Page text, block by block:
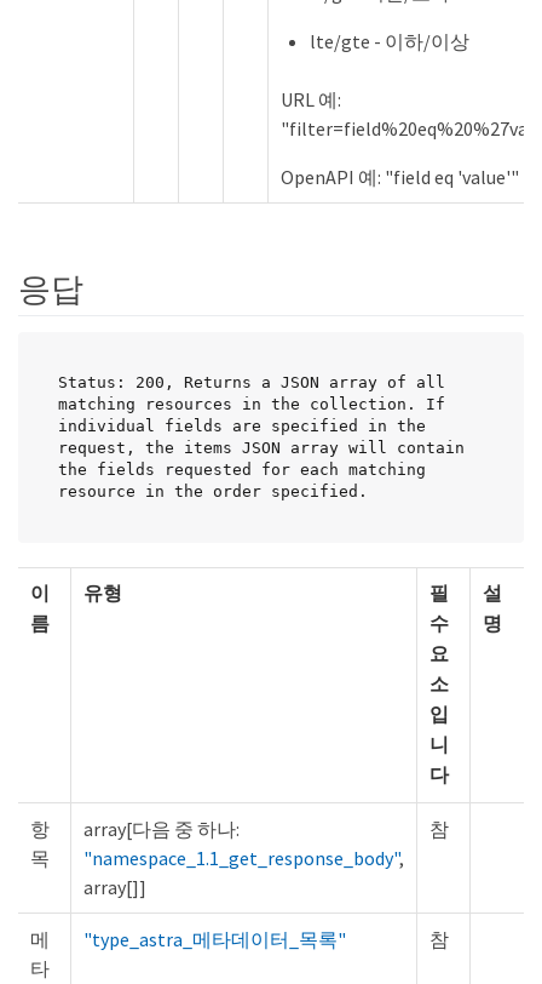
lte/gte - 이하/이상
URL 예:
OpenAPI 예: "field eq 'value'"
응답
Status: 200, Returns a JSON array of all
matching resources in the collection. If
individual fields are specified in the
request, the items JSON array will contain
the fields requested for each matching
resource in the order specified.
이
름
유형
필
수
요
소
입
니
다
설
명
항
목
array[다음 중 하나:
"namespace_1.1_get_response_body",
array[]]
참
메
타
"type_astra_메타데이터_목록" 참